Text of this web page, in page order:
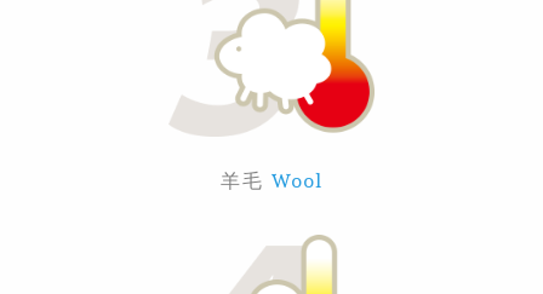
羊毛 Wool